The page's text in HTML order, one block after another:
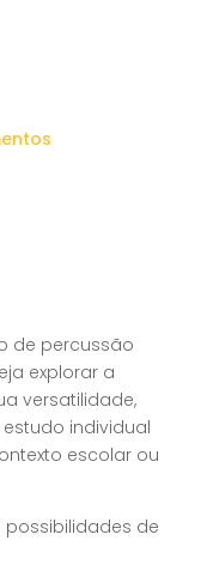
de percussão
explorar a
versatilidade,
individual
escolar ou
possibilidades de